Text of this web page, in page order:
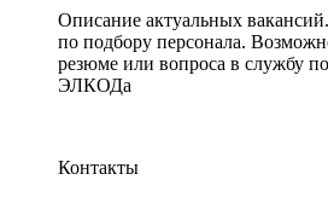
Описание актуальных
по подбору персонала.
резюме или вопроса в службу
ЭЛКОДа
Контакты